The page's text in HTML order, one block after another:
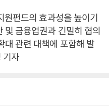
원펀드의 효과성을 높이기
및 금융업권과 긴밀히 협의
대 관련 대책에 포함해 발
기자